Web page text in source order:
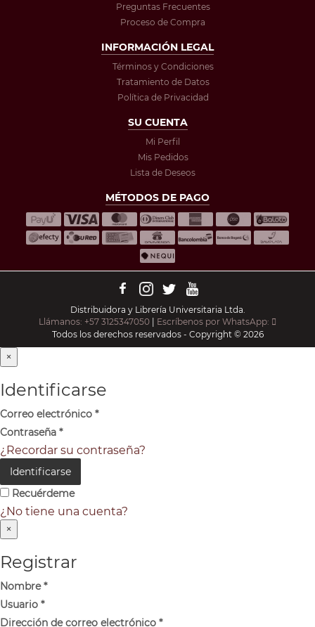
Preguntas Frecuentes
Proceso de Compra
INFORMACIÓN LEGAL
Términos y Condiciones
Tratamiento de Datos
Política de Privacidad
SU CUENTA
Mi Perfil
Mis Pedidos
Lista de Deseos
MÉTODOS DE PAGO
Distribuidora y Librería Universitaria Ltda.
Llámanos: +57 3125347050 | Escríbenos por WhatsApp:
Todos los derechos reservados - Copyright © 2026
×
Identificarse
Correo electrónico *
Contraseña *
¿Recordar su contraseña?
Identificarse
Recuérdeme
¿No tiene una cuenta?
×
Registrar
Nombre*
Usuario *
Dirección de correo electrónico *